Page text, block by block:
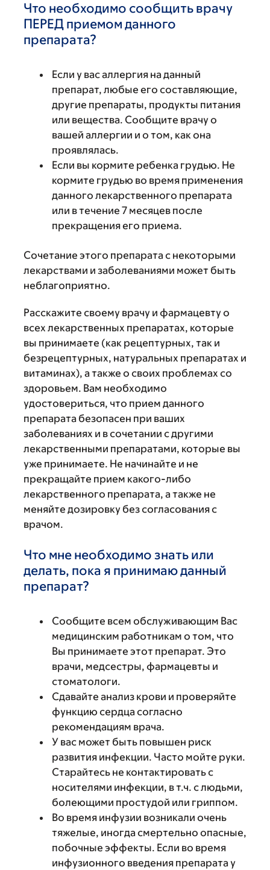
Что необходимо сообщить врачу
ПЕРЕД приемом данного
препарата?
Если у вас аллергия на данный
препарат, любые его составляющие,
другие препараты, продукты питания
или вещества. Сообщите врачу о
вашей аллергии и о том, как она
проявлялась.
Если вы кормите ребенка грудью. Не
кормите грудью во время применения
данного лекарственного препарата
или в течение 7 месяцев после
прекращения его приема.
Сочетание этого препарата с некоторыми
лекарствами и заболеваниями может быть
неблагоприятно.
Расскажите своему врачу и фармацевту о
всех лекарственных препаратах, которые
вы принимаете (как рецептурных, так и
безрецептурных, натуральных препаратах и
витаминах), а также о своих проблемах со
здоровьем. Вам необходимо
удостовериться, что прием данного
препарата безопасен при ваших
заболеваниях и в сочетании с другими
лекарственными препаратами, которые вы
уже принимаете. Не начинайте и не
прекращайте прием какого-либо
лекарственного препарата, а также не
меняйте дозировку без согласования с
врачом.
Что мне необходимо знать или
делать, пока я принимаю данный
препарат?
Сообщите всем обслуживающим Вас
медицинским работникам о том, что
Вы принимаете этот препарат. Это
врачи, медсестры, фармацевты и
стоматологи.
Сдавайте анализ крови и проверяйте
функцию сердца согласно
рекомендациям врача.
У вас может быть повышен риск
развития инфекции. Часто мойте руки.
Старайтесь не контактировать с
носителями инфекции, в т.ч. с людьми,
болеющими простудой или гриппом.
Во время инфузии возникали очень
тяжелые, иногда смертельно опасные,
побочные эффекты. Если во время
инфузионного введения препарата у